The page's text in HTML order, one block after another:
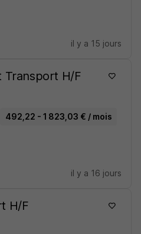
il y a 15 jours
Transport H/F
492,22 - 1 823,03 € / mois
il y a 16 jours
H/F